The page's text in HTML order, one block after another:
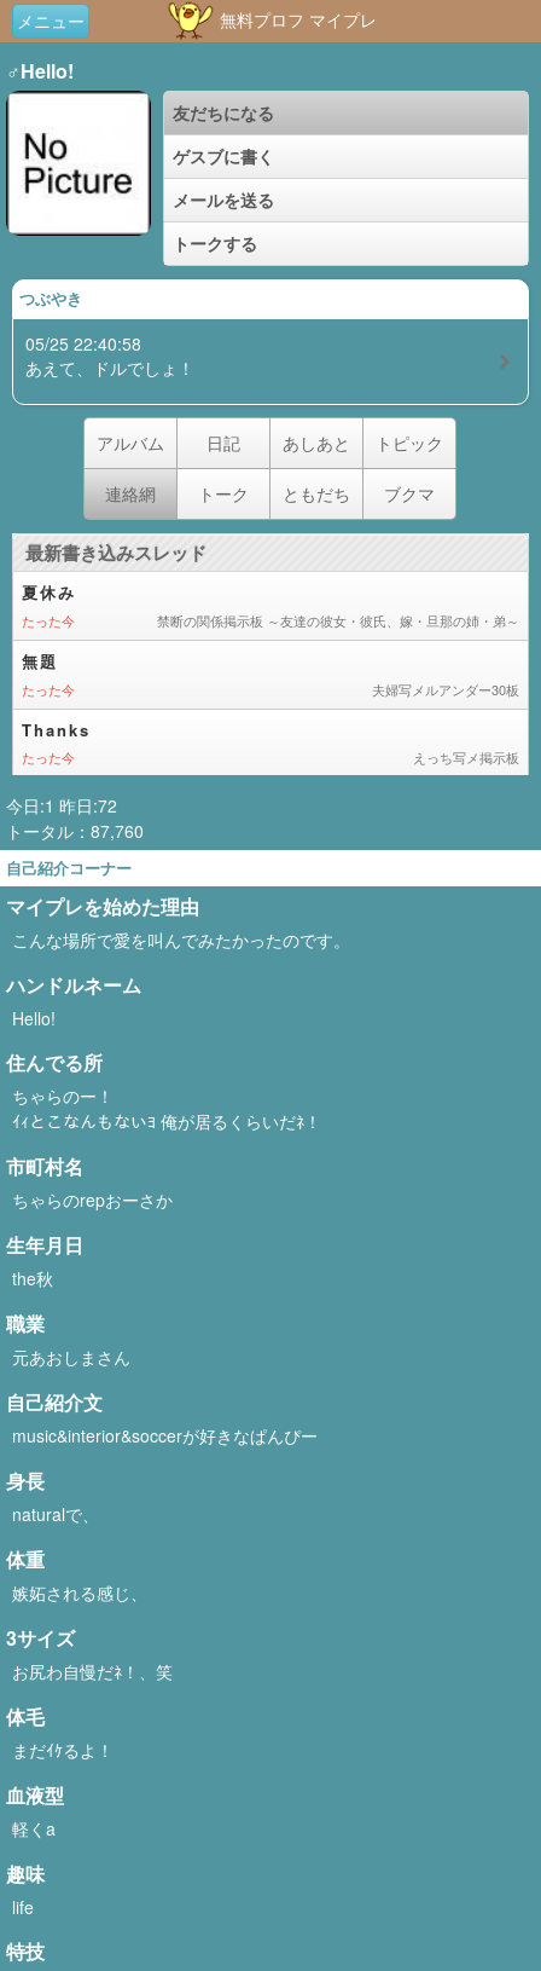
メニュー 無料プロフ マイプレ
♂Hello!
友だちになる
ゲスブに書く
メールを送る
トークする
つぶやき
05/25 22:40:58
あえて、ドルでしょ！
アルバム 日記 あしあと トピック
連絡網 トーク ともだち ブクマ
今日:1 昨日:72
トータル：87,760
自己紹介コーナー
マイプレを始めた理由
こんな場所で愛を叫んでみたかったのです。
ハンドルネーム
Hello!
住んでる所
ちゃらのー！
ｲｨとこなんもないﾖ 俺が居るくらいだﾈ！
市町村名
ちゃらのrepおーさか
生年月日
the秋
職業
元あおしまさん
自己紹介文
music&interior&soccerが好きなぱんぴー
身長
naturalで、
体重
嫉妬される感じ、
3サイズ
お尻わ自慢だﾈ！、笑
体毛
まだｲｹるよ！
血液型
軽くa
趣味
life
特技